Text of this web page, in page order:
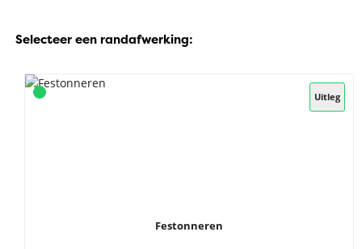
Selecteer een randafwerking:
Uitleg
Festonneren